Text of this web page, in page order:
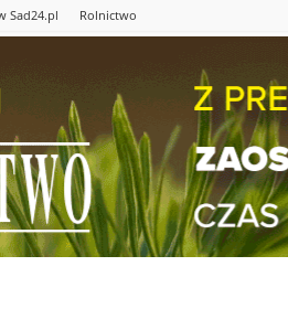
Sad24.pl Rolnictwo